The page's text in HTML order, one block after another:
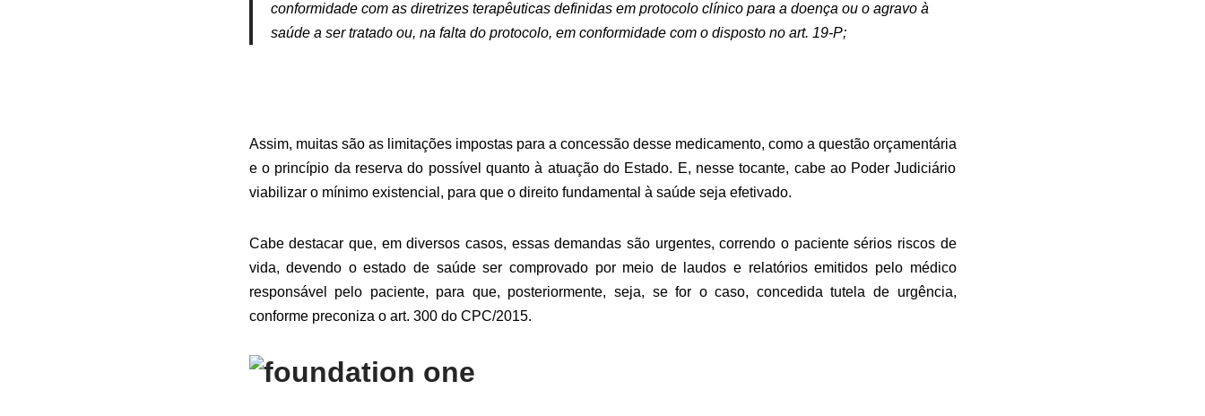
conformidade com as diretrizes terapêuticas definidas em protocolo clínico para a doença ou o agravo à
saúde a ser tratado ou, na falta do protocolo, em conformidade com o disposto no art. 19-P;
Assim, muitas são as limitações impostas para a concessão desse medicamento, como a questão orçamentária
e o princípio da reserva do possível quanto à atuação do Estado. E, nesse tocante, cabe ao Poder Judiciário
viabilizar o mínimo existencial, para que o direito fundamental à saúde seja efetivado.
Cabe destacar que, em diversos casos, essas demandas são urgentes, correndo o paciente sérios riscos de
vida, devendo o estado de saúde ser comprovado por meio de laudos e relatórios emitidos pelo médico
responsável pelo paciente, para que, posteriormente, seja, se for o caso, concedida tutela de urgência,
conforme preconiza o art. 300 do CPC/2015.